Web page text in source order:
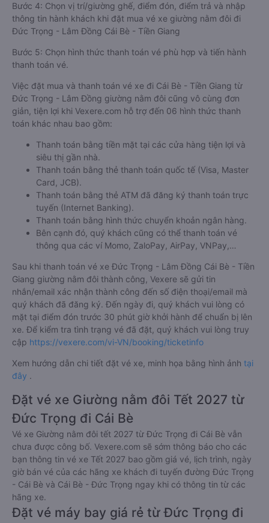
Bước 4: Chọn vị trí/giường ghế, điểm đón, điểm trả và nhập
thông tin hành khách khi đặt mua vé xe giường nằm đôi đi
Đức Trọng - Lâm Đồng Cái Bè - Tiền Giang
Bước 5: Chọn hình thức thanh toán vé phù hợp và tiến hành
thanh toán vé.
Việc đặt mua và thanh toán vé xe đi Cái Bè - Tiền Giang từ
Đức Trọng - Lâm Đồng giường nằm đôi cũng vô cùng đơn
giản, tiện lợi khi Vexere.com hỗ trợ đến 06 hình thức thanh
toán khác nhau bao gồm:
Thanh toán bằng tiền mặt tại các cửa hàng tiện lợi và
siêu thị gần nhà.
Thanh toán bằng thẻ thanh toán quốc tế (Visa, Master
Card, JCB).
Thanh toán bằng thẻ ATM đã đăng ký thanh toán trực
tuyến (Internet Banking).
Thanh toán bằng hình thức chuyển khoản ngân hàng.
Bên cạnh đó, quý khách cũng có thể thanh toán vé
thông qua các ví Momo, ZaloPay, AirPay, VNPay,…
Sau khi thanh toán vé xe Đức Trọng - Lâm Đồng Cái Bè - Tiền
Giang giường nằm đôi thành công, Vexere sẽ gửi tin
nhắn/email xác nhận thành công đến số điện thoại/email mà
quý khách đã đăng ký. Đến ngày đi, quý khách vui lòng có
mặt tại điểm đón trước 30 phút giờ khởi hành để chuẩn bị lên
xe. Để kiểm tra tình trạng vé đã đặt, quý khách vui lòng truy
cập https://vexere.com/vi-VN/booking/ticketinfo
Xem hướng dẫn chi tiết đặt vé xe, minh họa bằng hình ảnh tại
đây .
Đặt vé xe Giường nằm đôi Tết 2027 từ
Đức Trọng đi Cái Bè
Vé xe Giường nằm đôi tết 2027 từ Đức Trọng đi Cái Bè vẫn
chưa được công bố. Vexere.com sẽ sớm thông báo cho các
bạn thông tin vé xe Tết 2027 bao gồm giá vé, lịch trình, ngày
giờ bán vé của các hãng xe khách đi tuyến đường Đức Trọng
- Cái Bè và Cái Bè - Đức Trọng ngay khi có thông tin từ các
hãng xe.
Đặt vé máy bay giá rẻ từ Đức Trọng đi